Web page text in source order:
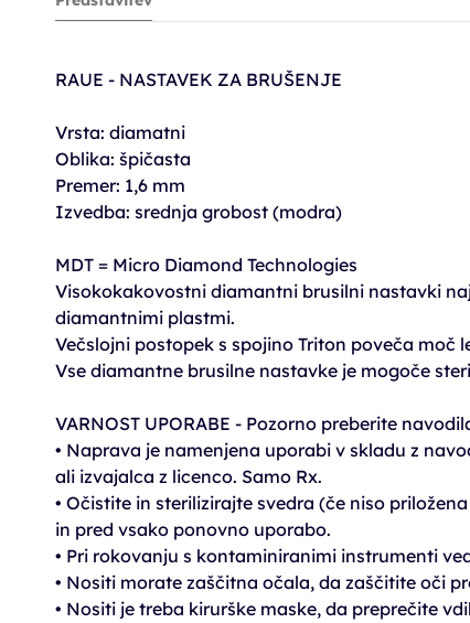
RAUE - NASTAVEK ZA BRUŠENJE
Vrsta: diamatni
Oblika: špičasta
Premer: 1,6 mm
Izvedba: srednja grobost (modra)
MDT = Micro Diamond Technologies
Visokokakovostni diamantni brusilni nastavki
diamantnimi plastmi.
Večslojni postopek s spojino Triton poveča
Vse diamantne brusilne nastavke je mogoče
VARNOST UPORABE - Pozorno preberite
• Naprava je namenjena uporabi v skladu z
ali izvajalca z licenco. Samo Rx.
• Očistite in sterilizirajte svedra (če niso
in pred vsako ponovno uporabo.
• Pri rokovanju s kontaminiranimi instrumenti
• Nositi morate zaščitna očala, da zaščitite oči
• Nositi je treba kirurške maske, da preprečite